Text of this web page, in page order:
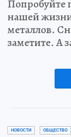
Попробуйте
нашей жизни
металлов.
заметите. А
НОВОСТИ ОБЩЕСТВО